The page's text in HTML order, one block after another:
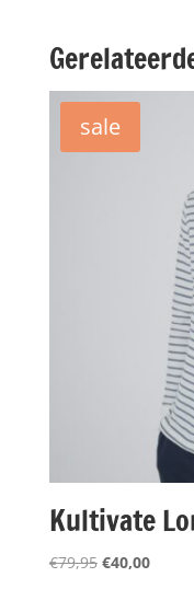
sale
Kultivate
€79,95 €40,00